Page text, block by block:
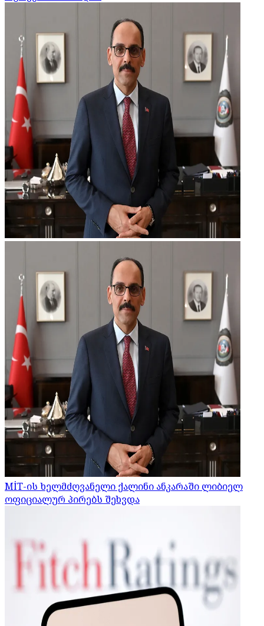
MİT-ის ხელმძღვანელი ქალინი ანკარაში ლიბიელ
ოფიციალურ პირებს შეხვდა